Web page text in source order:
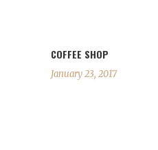
COFFEE SHOP
January 23, 2017